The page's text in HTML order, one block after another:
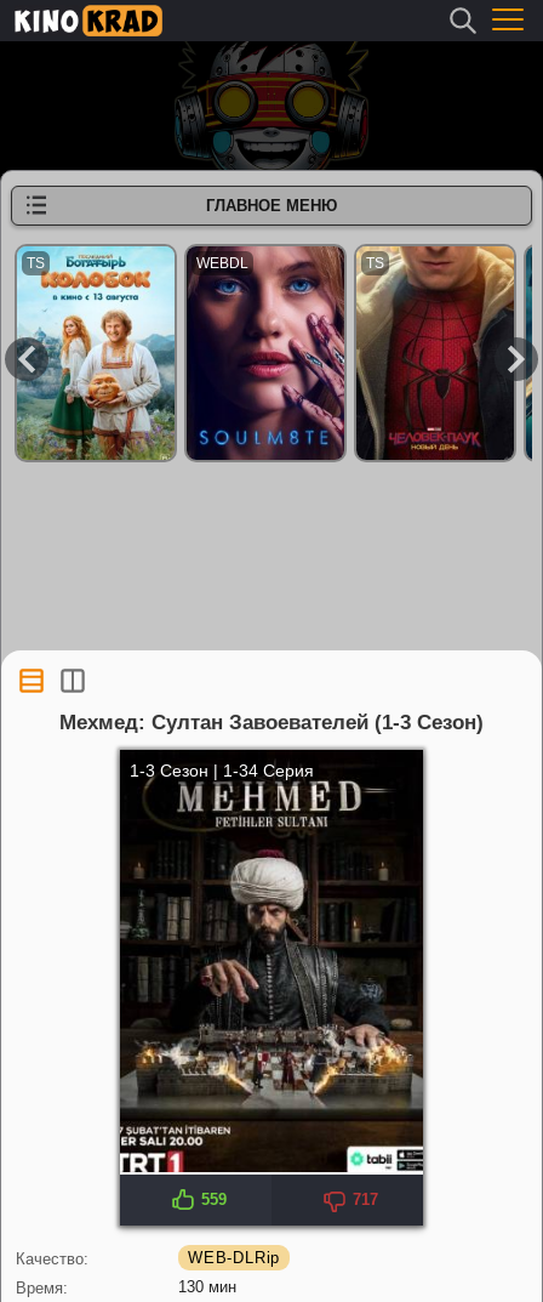
Мехмед: Султан Завоевателей (1-3 Сезон)
IMDB: 7.8 559 717
1-3 Сезон | 1-34 Серия
Качество:
WEB-DLRip
Время:
130 мин
ГЛАВНОЕ МЕНЮ